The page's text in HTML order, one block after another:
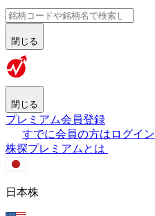
閉じる
閉じる
プレミアム会員登録
すでに会員の方はログイン
株探プレミアムとは
日本株